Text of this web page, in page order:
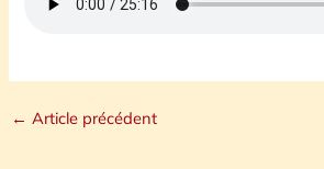
← Article précédent